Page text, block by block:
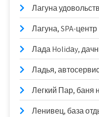
Лагуна
Лагуна, SPA-центр
Лада Holidаy,
Ладья,
Легкий Пар, баня
Ленивец, база